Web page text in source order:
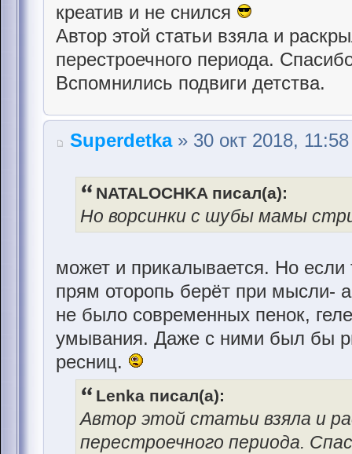
креатив и не снился
Автор этой статьи взяла и
перестроечного периода.
Вспомнились подвиги детства.
Superdetka» 30 окт 2018, 11:58
NATALOCHKA писал(а):
Но ворсинки с шубы мамы
может и прикалывается. Но
прям оторопь берёт при мысли-
не было современных пенок,
умывания. Даже с ними был бы
ресниц.
Lenka писал(а):
Автор этой статьи взяла и
перестроечного периода.